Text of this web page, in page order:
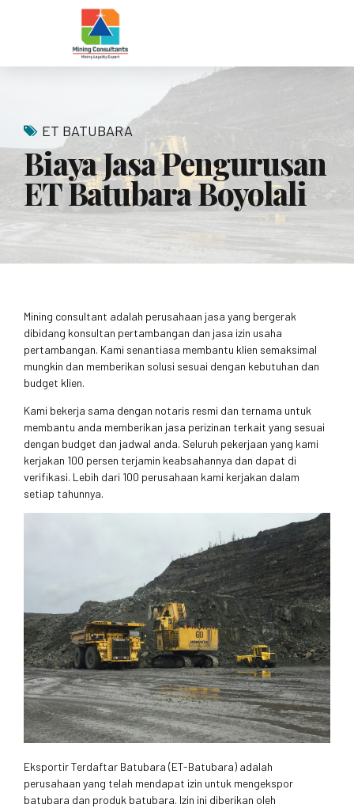
ET BATUBARA
Biaya Jasa Pengurusan
ET Batubara Boyolali
Mining consultant adalah perusahaan jasa yang bergerak
dibidang konsultan pertambangan dan jasa izin usaha
pertambangan. Kami senantiasa membantu klien semaksimal
mungkin dan memberikan solusi sesuai dengan kebutuhan dan
budget klien.
Kami bekerja sama dengan notaris resmi dan ternama untuk
membantu anda memberikan jasa perizinan terkait yang sesuai
dengan budget dan jadwal anda. Seluruh pekerjaan yang kami
kerjakan 100 persen terjamin keabsahannya dan dapat di
verifikasi. Lebih dari 100 perusahaan kami kerjakan dalam
setiap tahunnya.
Eksportir Terdaftar Batubara (ET-Batubara) adalah
perusahaan yang telah mendapat izin untuk mengekspor
batubara dan produk batubara. Izin ini diberikan oleh